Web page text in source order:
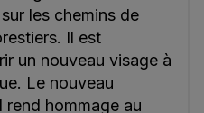
les chemins de
Il est
un nouveau visage à
Le nouveau
rend hommage au